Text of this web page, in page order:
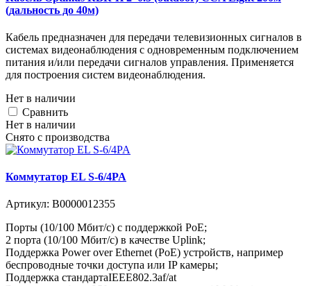
(дальность до 40м)
Кабель предназначен для передачи телевизионных сигналов в
системах видеонаблюдения с одновременным подключением
питания и/или передачи сигналов управления. Применяется
для построения систем видеонаблюдения.
Нет в наличии
Cравнить
Нет в наличии
Снято с производства
Коммутатор EL S-6/4PA
Артикул: В0000012355
Порты (10/100 Мбит/с) с поддержкой РоЕ;
2 порта (10/100 Мбит/с) в качестве Uplink;
Поддержка Power over Ethernet (PoE) устройств, например
беспроводные точки доступа или IP камеры;
Поддержка стандартаIEEE802.3af/at